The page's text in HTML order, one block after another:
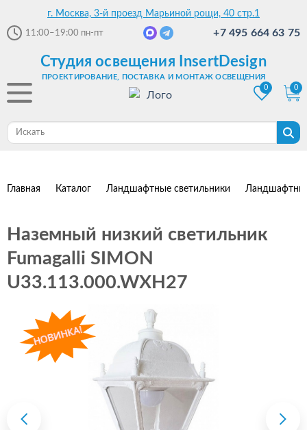
г. Москва, 3-й проезд Марьиной рощи, 40 стр.1
11:00–19:00 пн-пт +7 495 664 63 75
Студия освещения InsertDesign
ПРОЕКТИРОВАНИЕ, ПОСТАВКА И МОНТАЖ ОСВЕЩЕНИЯ
0
0
Главная Каталог Ландшафтные светильники
Наземный низкий светильник
Fumagalli SIMON
U33.113.000.WXH27